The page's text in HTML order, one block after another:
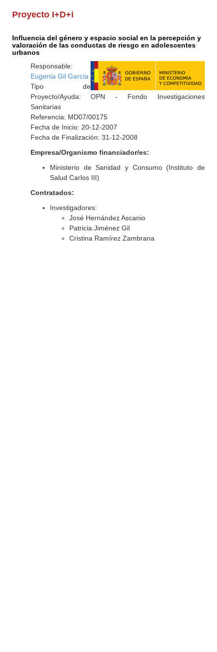
Proyecto I+D+i
Influencia del género y espacio social en la percepción y
valoración de las conductas de riesgo en adolescentes
urbanos
Responsable:
Eugenia Gil García
Tipo de
Proyecto/Ayuda: OPN - Fondo Investigaciones
Sanitarias
Referencia: MD07/00175
Fecha de Inicio: 20-12-2007
Fecha de Finalización: 31-12-2008
Empresa/Organismo financiador/es:
Ministerio de Sanidad y Consumo (Instituto de
Salud Carlos III)
Contratados:
Investigadores:
José Hernández Ascanio
Patricia Jiménez Gil
Cristina Ramírez Zambrana